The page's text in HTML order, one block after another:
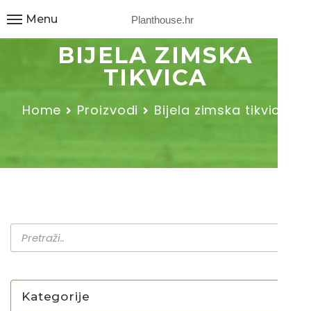
Planthouse.hr
Menu
BIJELA ZIMSKA
TIKVICA
Home Proizvodi Bijela zimska tikvica
Kategorije